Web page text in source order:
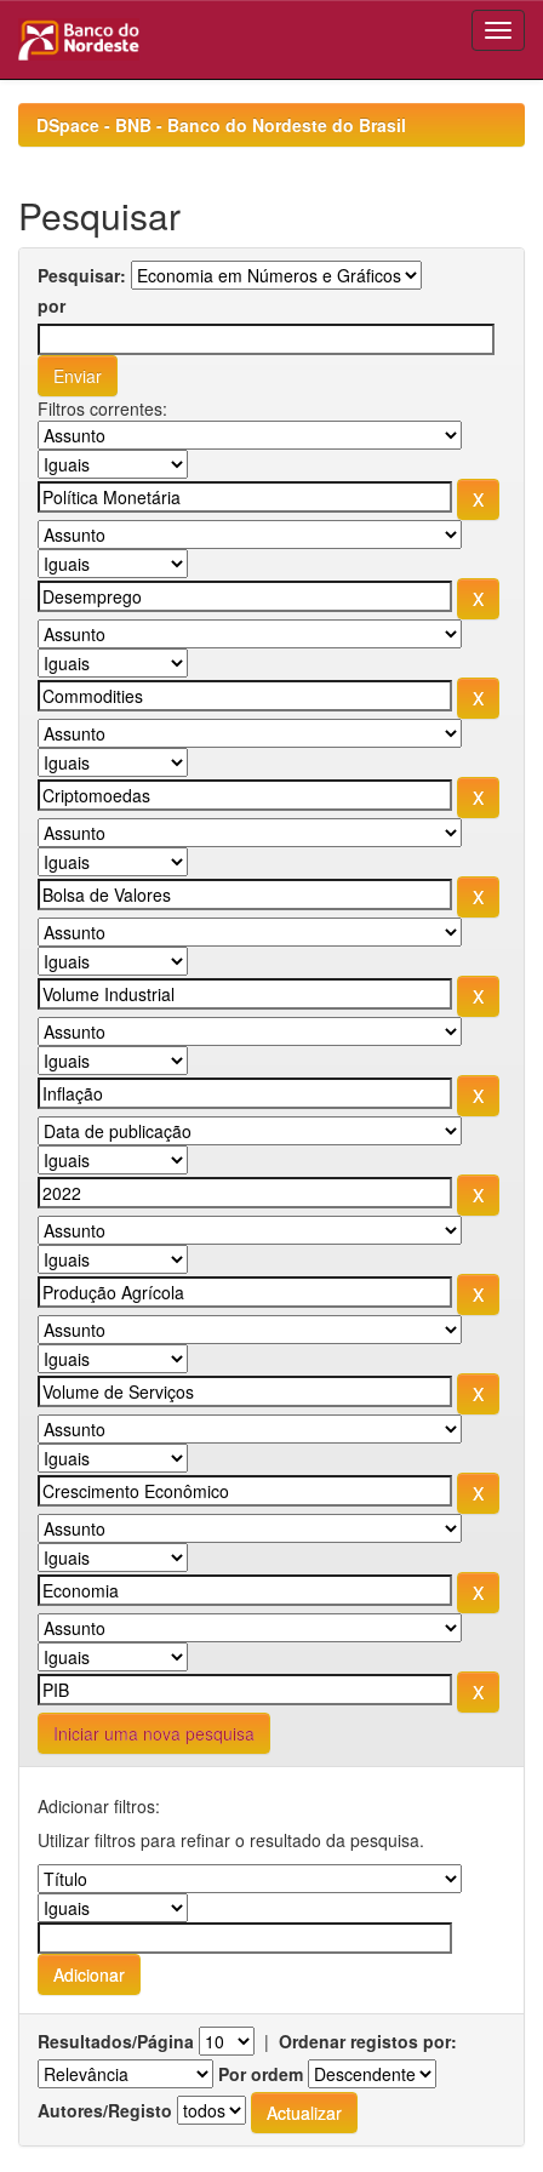
navigationDSpace - BNB - Banco do Nordeste do Brasil
Pesquisar
Pesquisar:
por
Filtros correntes:
Iniciar uma nova pesquisa
Adicionar filtros:
Utilizar filtros para refinar o resultado da pesquisa.
Resultados/Página | Ordenar registos por:
Por ordem
Autores/Registo